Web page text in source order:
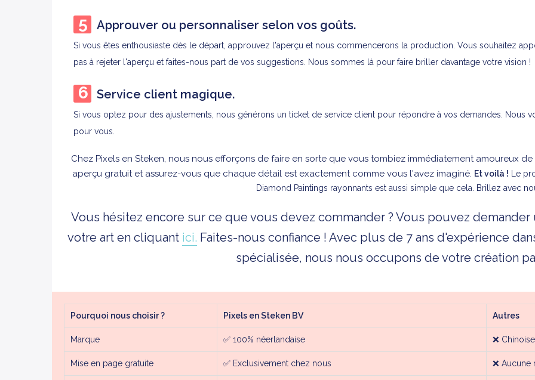
Approuver ou personnaliser selon vos goûts.
Si vous êtes enthousiaste dès le départ, approuvez l'aperçu et nous commencerons la production. Vous souhaitez
pas à rejeter l'aperçu et faites-nous part de vos suggestions. Nous sommes là pour faire briller davantage votre vision !
Service client magique.
Si vous optez pour des ajustements, nous générons un ticket de service client pour répondre à vos demandes. Nous
pour vous.
Chez Pixels en Steken, nous nous efforçons de faire en sorte que vous tombiez immédiatement amoureux
aperçu gratuit et assurez-vous que chaque détail est exactement comme vous l'avez imaginé. Et voilà ! Le
Diamond Paintings rayonnants est aussi simple que cela. Brillez avec
Vous hésitez encore sur ce que vous devez commander ? Vous pouvez
votre art en cliquant ici. Faites-nous confiance ! Avec plus de 7 ans d'expérience
spécialisée, nous nous occupons de votre création
Pourquoi nous choisir ? Pixels en Steken BV Autres
Marque ✅ 100% néerlandaise ❌ Chinoise
Mise en page gratuite ✅ Exclusivement chez nous ❌ Aucune